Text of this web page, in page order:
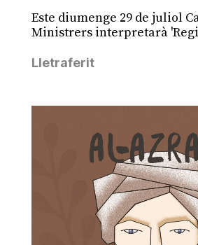
Este diumenge 29 de juliol
Ministrers interpretarà
Lletraferit